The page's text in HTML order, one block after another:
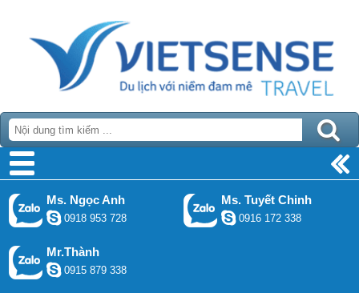
Ms. Ngọc Anh
0918 953 728
Ms. Tuyết Chinh
0916 172 338
Mr.Thành
0915 879 338